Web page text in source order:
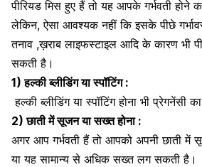
पीरियड मिस हुए हैं तो यह आपके गर्भवती होने
लेकिन, ऐसा आवश्यक नहीं कि इसके पीछे
तनाव ,ख़राब लाइफस्टाइल आदि के कारण भी
सकती है।
1) हल्की ब्लीडिंग या स्पॉटिंग :
हल्की ब्लीडिंग या स्पॉटिंग होना भी प्रेगनेंसी
2) छाती में सूजन या सख्त होना :
अगर आप गर्भवती हैं तो आपको अपनी छाती
या यह सामान्य से अधिक सख्त लग सकती है।